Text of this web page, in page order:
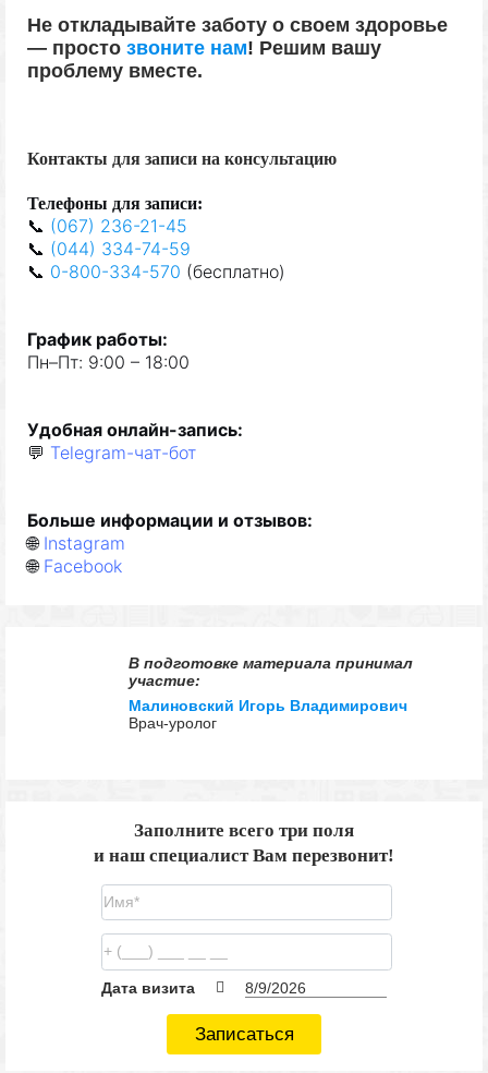
Не откладывайте заботу о своем здоровье
— просто звоните нам! Решим вашу
проблему вместе.
Контакты для записи на консультацию
Телефоны для записи:
📞 (067) 236-21-45
📞 (044) 334-74-59
📞 0-800-334-570 (бесплатно)
График работы:
Пн–Пт: 9:00 – 18:00
Удобная онлайн-запись:
💬 Telegram-чат-бот
Больше информации и отзывов:
🌐 Instagram
🌐 Facebook
В подготовке материала принимал
участие:
Малиновский Игорь Владимирович
Врач-уролог
Заполните всего три поля
и наш специалист Вам перезвонит!
Дата визита
Записаться